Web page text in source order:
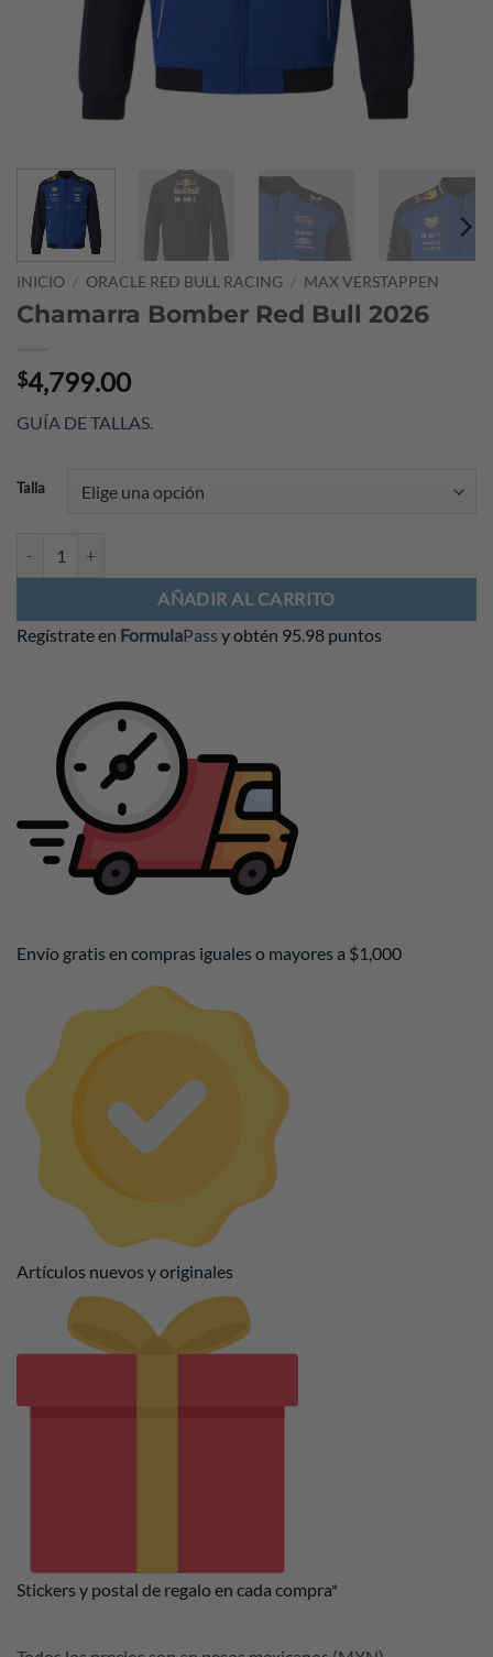
INICIO / ORACLE RED BULL RACING / MAX VERSTAPPEN
Chamarra Bomber Red Bull 2026
$4,799.00
GUÍA DE TALLAS
Talla
AÑADIR AL CARRITO
Regístrate en FormulaPass y obtén 95.98 puntos
Envío gratis en compras iguales o mayores a $1,000
Artículos nuevos y originales
Stickers y postal de regalo en cada compra*